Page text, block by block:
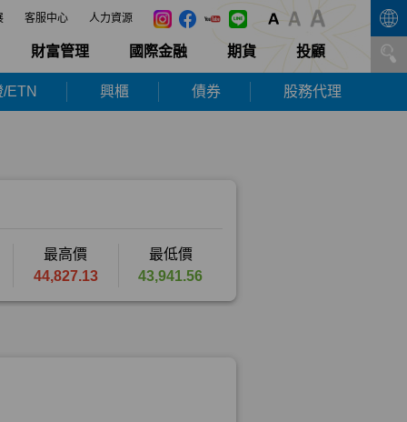
客服中心 人力資源
財富管理 國際金融 期貨 投顧
ETN 興櫃 債券 股務代理